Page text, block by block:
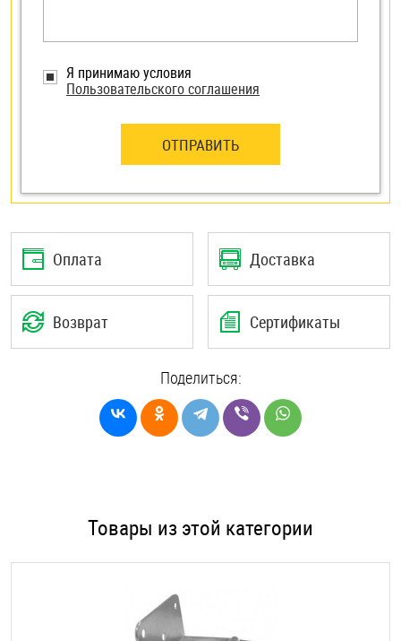
Я принимаю условия
Пользовательского соглашения
ОТПРАВИТЬ
Оплата Доставка
Возврат Сертификаты
Поделиться:
Товары из этой категории